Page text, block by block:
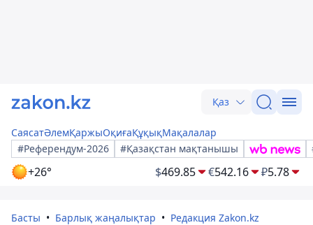
Қаз
СаясатӘлемҚаржыОқиғаҚұқықМақалалар
#Референдум-2026
#Қазақстан мақтанышы
+26° $469.85 €542.16 ₽5.78
Басты Барлық жаңалықтар Редакция Zakon.kz